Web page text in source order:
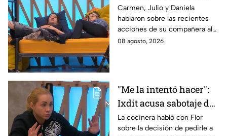
lamentan el
comportamiento de
Michelle en MasterChef
24/7
Carmen, Julio y Daniela
hablaron sobre las recientes
acciones de su compañera al
interior del Mundo MasterChef
08 agosto, 2026
"Me la intentó hacer":
Ixdit acusa sabotaje de
Ramahá en la pasada
gala de salvación de
La cocinera habló con Flor
sobre la decisión de pedirle a